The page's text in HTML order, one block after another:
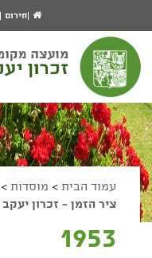
מעבר לתפריט ראשי
הגדל גודל פונט
הקטן גודל פונט
מצב ניגודיות גבוהה
מצב ניגודיות נמוכה
הצג קישורים
הצהרת נגישות
עמוד
הבית
חירום
עמוד הבית > מוסדות >
ציר הזמן - זכרון יעקב
1953